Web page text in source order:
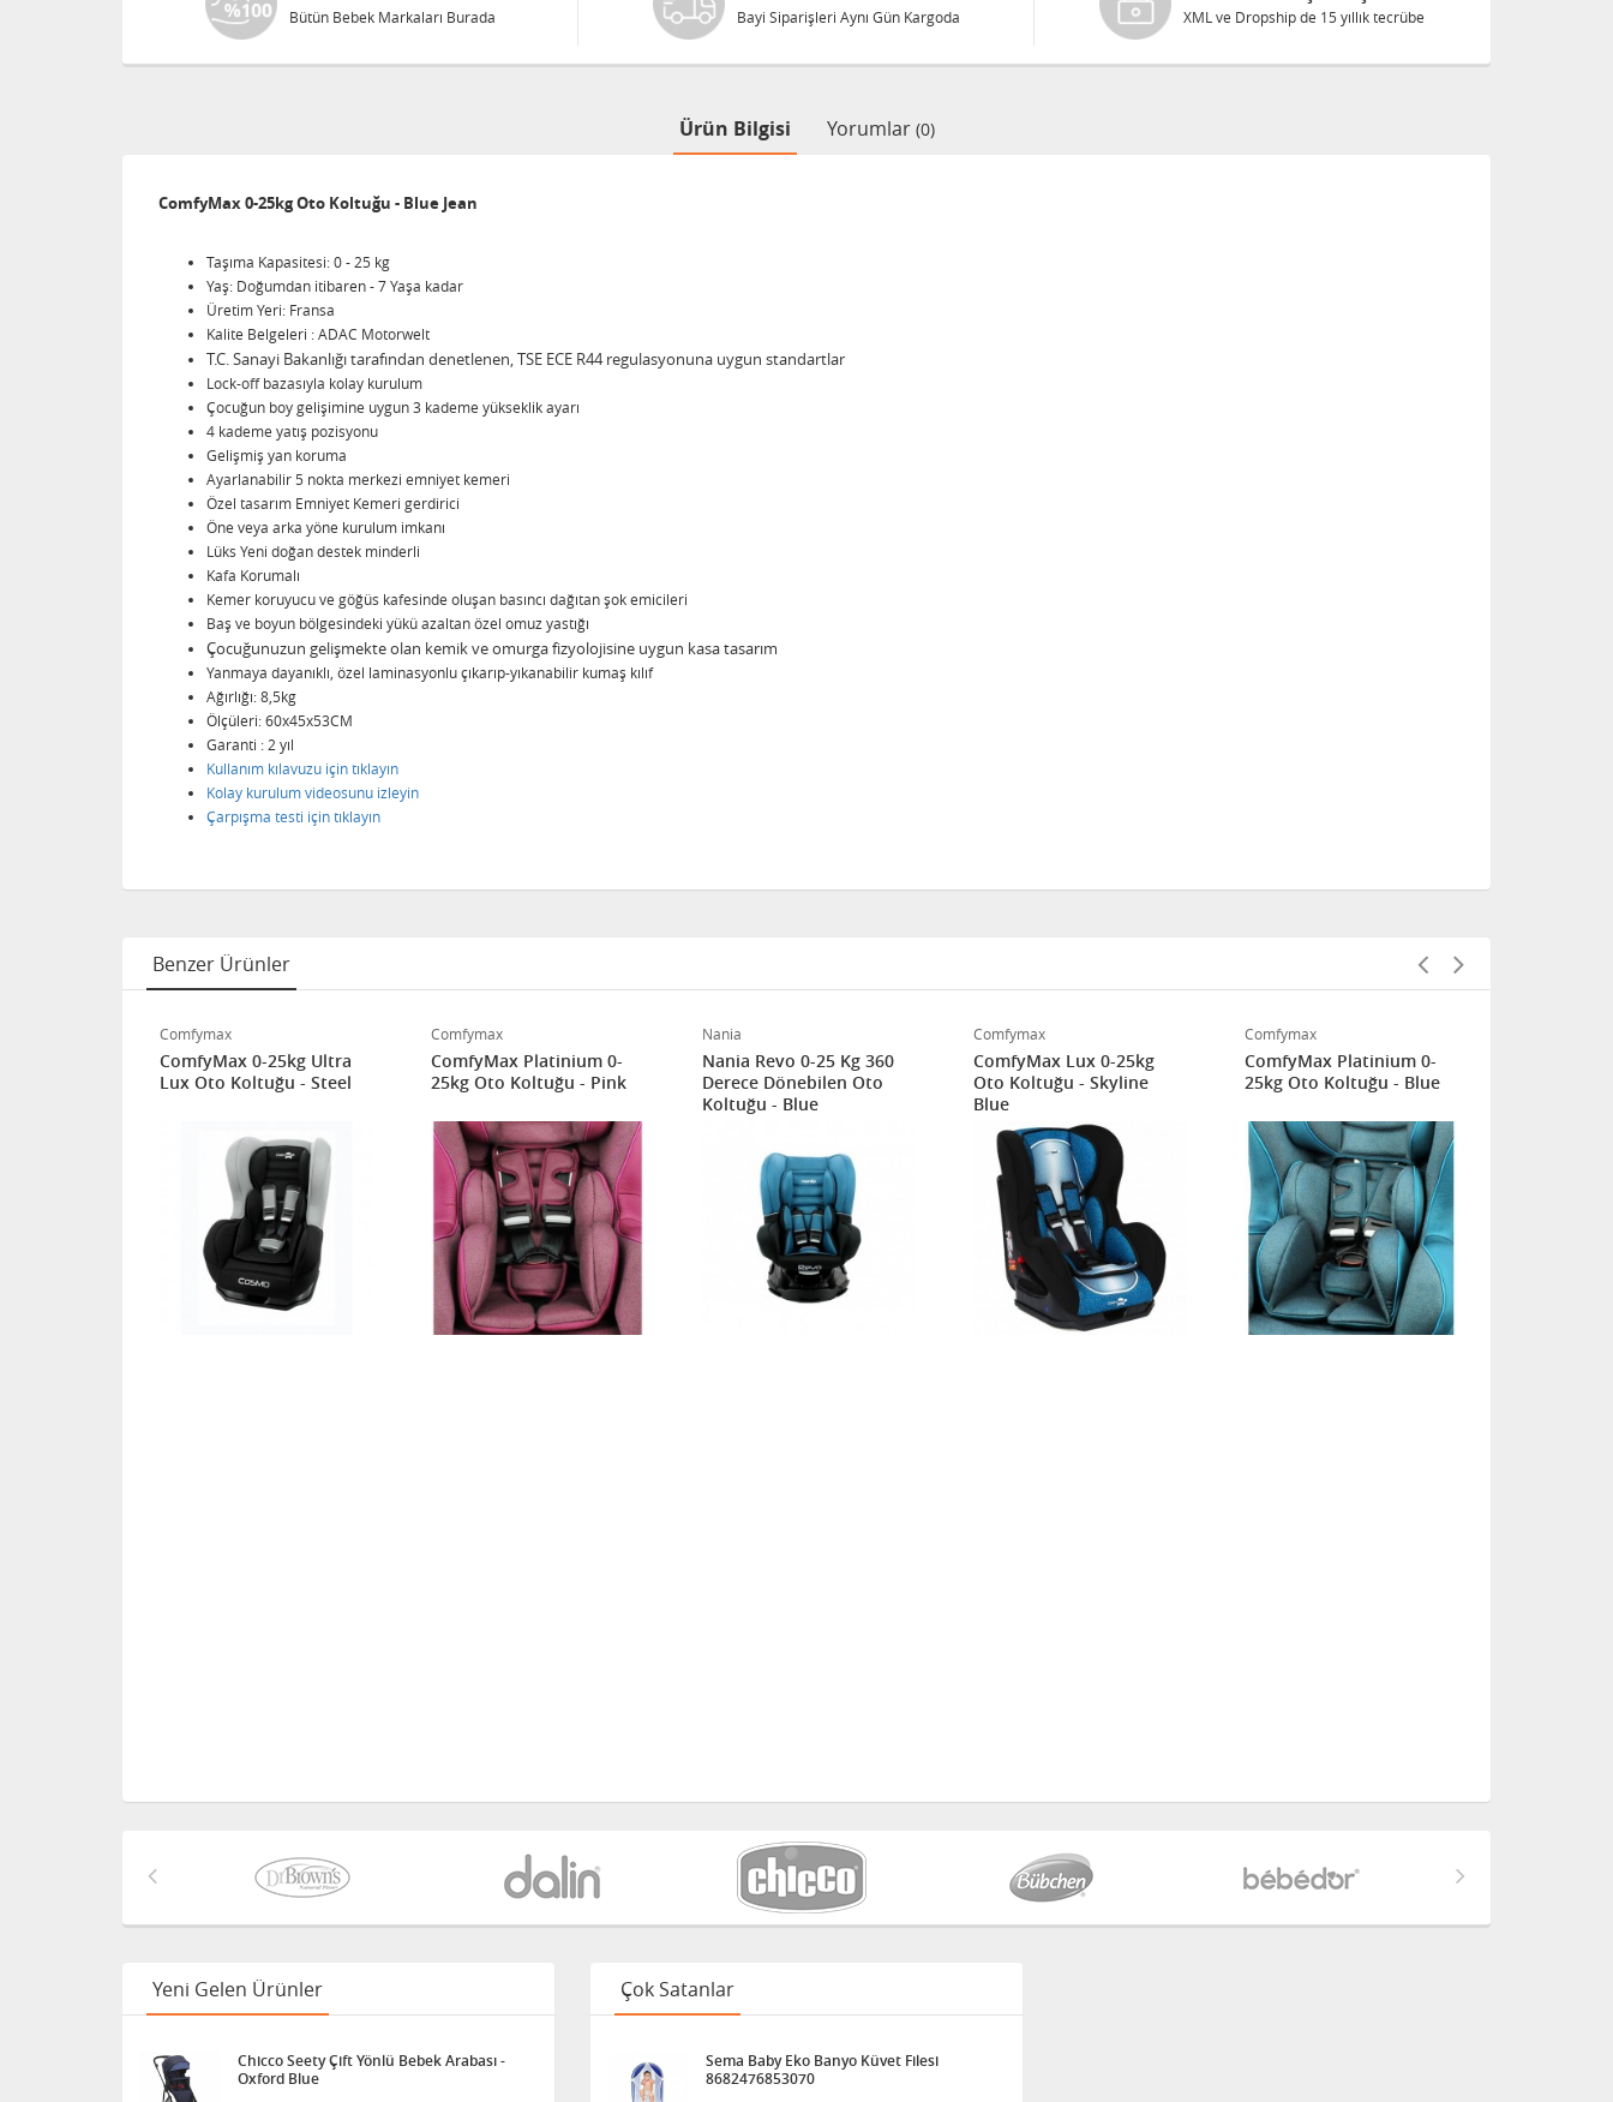
Bütün Bebek Markaları Burada Bayi Siparişleri Aynı Gün Kargoda XML ve Dropship de 15 yıllık tecrübe
Ürün Bilgisi Yorumlar (0)
ComfyMax 0-25kg Oto Koltuğu - Blue Jean
Taşıma Kapasitesi: 0 - 25 kg
Yaş: Doğumdan itibaren - 7 Yaşa kadar
Üretim Yeri: Fransa
Kalite Belgeleri : ADAC Motorwelt
T.C. Sanayi Bakanlığı tarafından denetlenen, TSE ECE R44 regulasyonuna uygun standartlar
Lock-off bazasıyla kolay kurulum
Çocuğun boy gelişimine uygun 3 kademe yükseklik ayarı
4 kademe yatış pozisyonu
Gelişmiş yan koruma
Ayarlanabilir 5 nokta merkezi emniyet kemeri
Özel tasarım Emniyet Kemeri gerdirici
Öne veya arka yöne kurulum imkanı
Lüks Yeni doğan destek minderli
Kafa Korumalı
Kemer koruyucu ve göğüs kafesinde oluşan basıncı dağıtan şok emicileri
Baş ve boyun bölgesindeki yükü azaltan özel omuz yastığı
Çocuğunuzun gelişmekte olan kemik ve omurga fizyolojisine uygun kasa tasarım
Yanmaya dayanıklı, özel laminasyonlu çıkarıp-yıkanabilir kumaş kılıf
Ağırlığı: 8,5kg
Ölçüleri: 60x45x53CM
Garanti : 2 yıl
Kullanım kılavuzu için tıklayın
Kolay kurulum videosunu izleyin
Çarpışma testi için tıklayın
Benzer Ürünler
Comfymax
ComfyMax 0-25kg Ultra
Lux Oto Koltuğu - Steel
Comfymax
ComfyMax Platinium 0-
25kg Oto Koltuğu - Pink
Nania
Nania Revo 0-25 Kg 360
Derece Dönebilen Oto
Koltuğu - Blue
Comfymax
ComfyMax Lux 0-25kg
Oto Koltuğu - Skyline
Blue
Comfymax
ComfyMax Platinium 0-
25kg Oto Koltuğu - Blue
Yeni Gelen Ürünler
Chicco Seety Çift Yönlü Bebek Arabası -
Oxford Blue
Çok Satanlar
Sema Baby Eko Banyo Küvet Filesi
8682476853070